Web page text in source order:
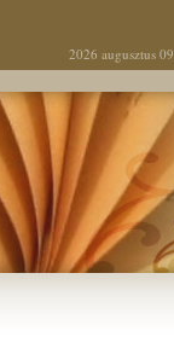
2026 augusztus